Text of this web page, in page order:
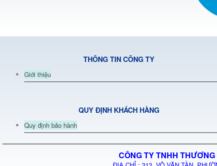
THÔNG TIN CÔNG TY
Giới thiệu
QUY ĐỊNH KHÁCH HÀNG
Quy định bảo hành
CÔNG TY TNHH